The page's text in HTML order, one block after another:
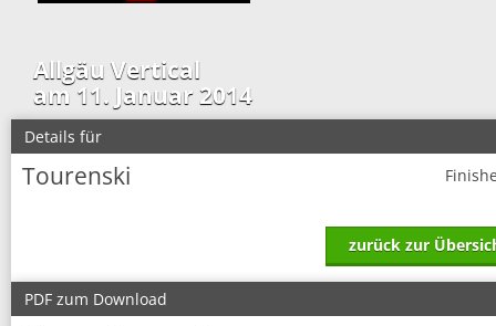
Allgäu Vertical
am 11. Januar 2014
Details für
Tourenski
zurück zur
PDF zum Download